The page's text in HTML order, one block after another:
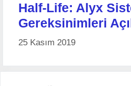
Half-Life: Alyx
Gereksinimleri
25 Kasım 2019